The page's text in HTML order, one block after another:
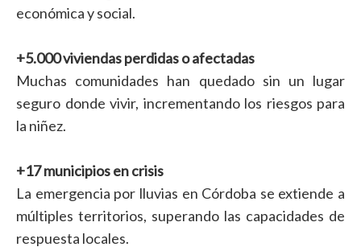
económica y social.
+5.000 viviendas perdidas o afectadas
Muchas comunidades han quedado sin un lugar
seguro donde vivir, incrementando los riesgos para
la niñez.
+17 municipios en crisis
La emergencia por lluvias en Córdoba se extiende a
múltiples territorios, superando las capacidades de
respuesta locales.